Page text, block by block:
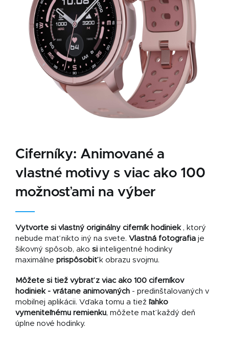
Ciferníky: Animované a
vlastné motivy s viac ako 100
možnosťami na výber
Vytvorte si vlastný originálny ciferník hodiniek , ktorý
nebude mať nikto iný na svete. Vlastná fotografia je
šikovný spôsob, ako si inteligentné hodinky
maximálne prispôsobiťk obrazu svojmu.
Môžete si tiež vybrať z viac ako 100 ciferníkov
hodiniek - vrátane animovaných - predinštalovaných v
mobilnej aplikácii. Vďaka tomu a tiež ľahko
vymeniteľnému remienku, môžete mať každý deň
úplne nové hodinky.